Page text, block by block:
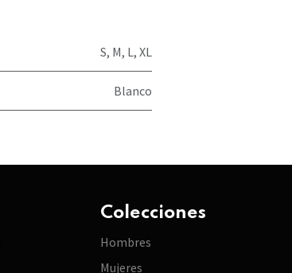
S, M, L, XL
Blanco
Colecciones
Hombres
Mujeres